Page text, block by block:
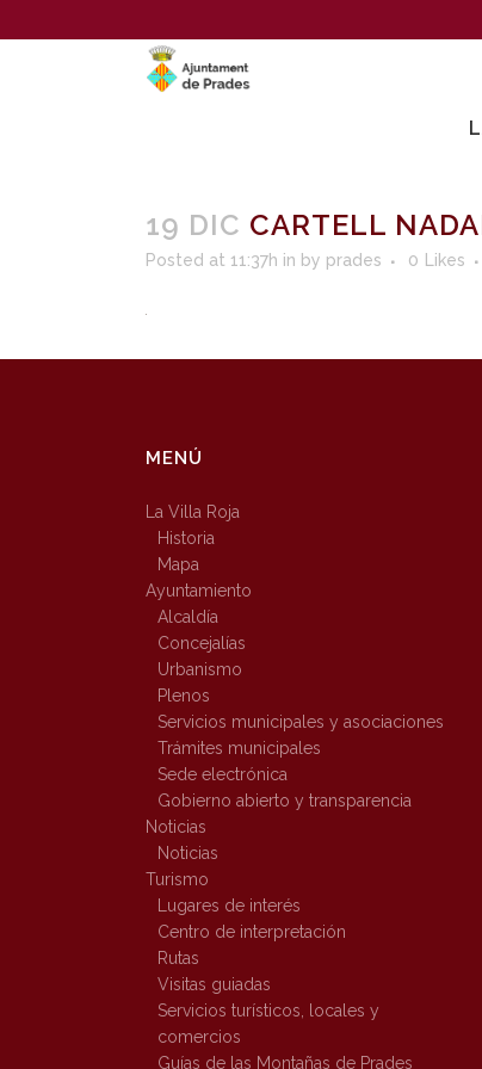
19 DIC CARTELL
Posted at 11:37h in by prades 0 Likes
MENÚ
La Villa Roja
Historia
Mapa
Ayuntamiento
Alcaldía
Concejalías
Urbanismo
Plenos
Servicios municipales y asociaciones
Trámites municipales
Sede electrónica
Gobierno abierto y transparencia
Noticias
Noticias
Turismo
Lugares de interés
Centro de interpretación
Rutas
Visitas guiadas
Servicios turísticos, locales y
comercios
Guías de las Montañas de Prades